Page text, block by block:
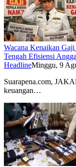
Wacana Kenaikan
Tengah Efisiensi
HeadlineMinggu, 9
Suarapena.com,
keuangan…